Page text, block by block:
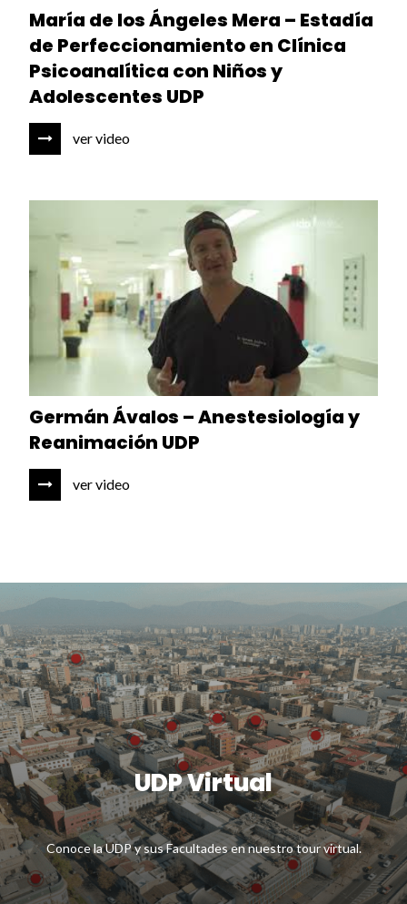
María de los Ángeles Mera – Estadía
de Perfeccionamiento en Clínica
Psicoanalítica con Niños y
Adolescentes UDP
ver video
Germán Ávalos – Anestesiología y
Reanimación UDP
ver video
UDP Virtual
Conoce la UDP y sus Facultades en nuestro tour virtual.